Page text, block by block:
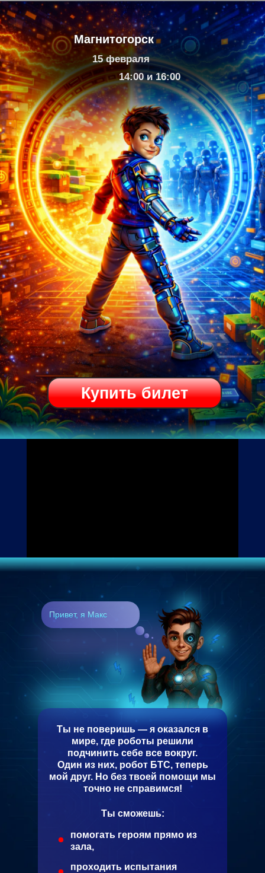
Купить билет
Магнитогорск
14:00 и 16:00
15 февраля
Ты сможешь:
Ты не поверишь — я оказался в
мире, где роботы решили
подчинить себе все вокруг.
Один из них, робот БТС, теперь
мой друг. Но без твоей помощи мы
точно не справимся!
проходить испытания
помогать героям прямо из
зала,
Привет, я Макс